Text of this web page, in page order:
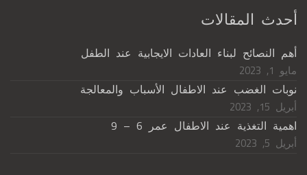
أحدث المقالات
أهم النصائح لبناء العادات الايجابية عند الطفل
مايو 1, 2023
نوبات الغضب عند الاطفال الأسباب والمعالجة
أبريل 15, 2023
اهمية التغذية عند الاطفال عمر 6 – 9
أبريل 5, 2023